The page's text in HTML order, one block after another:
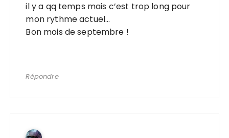
il y a qq temps mais c’est trop long pour
mon rythme actuel…
Bon mois de septembre !
Répondre